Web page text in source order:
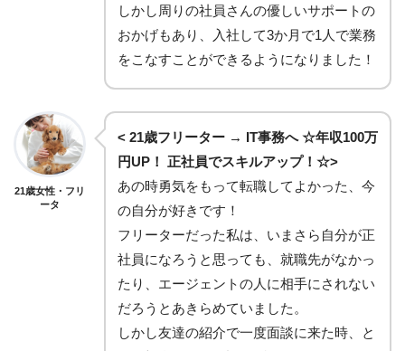
しかし周りの社員さんの優しいサポートの
おかげもあり、入社して3か月で1人で業務
をこなすことができるようになりました！
21歳女性・フリ
ータ
< 21歳フリーター → IT事務へ ☆年収100万
円UP！ 正社員でスキルアップ！☆>
あの時勇気をもって転職してよかった、今
の自分が好きです！
フリーターだった私は、いまさら自分が正
社員になろうと思っても、就職先がなかっ
たり、エージェントの人に相手にされない
だろうとあきらめていました。
しかし友達の紹介で一度面談に来た時、と